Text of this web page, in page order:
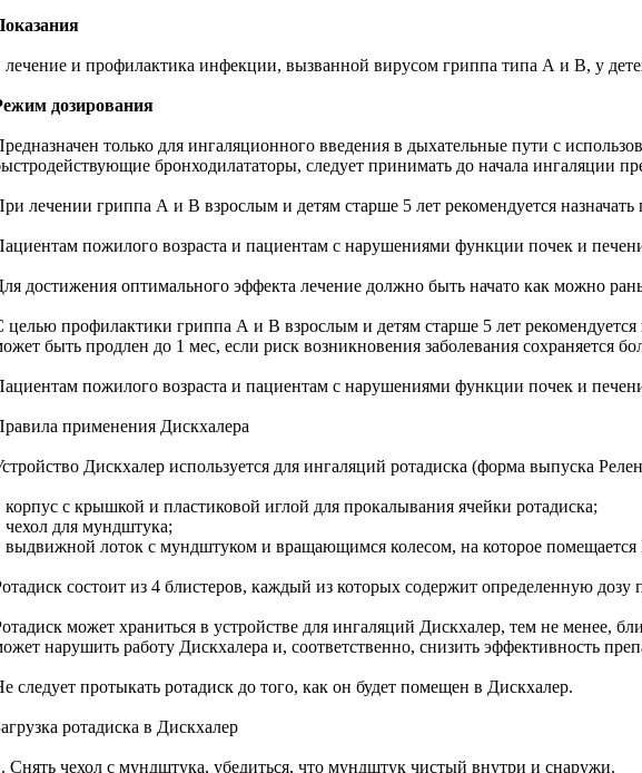
лечение и профилактика инфекции, вызванной вирусом гриппа типа А и В, у
дозирования
только для ингаляционного введения в дыхательные пути с
бронходилататоры, следует принимать до начала ингаляции
лечении гриппа А и В взрослым и детям старше 5 лет рекомендуется
пожилого возраста и пациентам с нарушениями функции почек и
достижения оптимального эффекта лечение должно быть начато как можно
целью профилактики гриппа А и В взрослым и детям старше 5 лет
быть продлен до 1 мес, если риск возникновения заболевания сохраняется
пожилого возраста и пациентам с нарушениями функции почек и
применения Дискхалера
Дискхалер используется для ингаляций ротадиска (форма выпуска
корпус с крышкой и пластиковой иглой для прокалывания ячейки ротадиска;
чехол для мундштука;
выдвижной лоток с мундштуком и вращающимся колесом, на которое помещается
состоит из 4 блистеров, каждый из которых содержит определенную дозу
может храниться в устройстве для ингаляций Дискхалер, тем не менее,
нарушить работу Дискхалера и, соответственно, снизить эффективность
следует протыкать ротадиск до того, как он будет помещен в Дискхалер.
ротадиска в Дискхалер
Снять чехол с мундштука, убедиться, что мундштук чистый внутри и снаружи.